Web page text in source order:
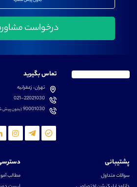
تماس بگیرید
تهران، زعفرانیه
021-22021030
90001030(بدون پیش
پشتیبانی
سوالات متداول
مطالب